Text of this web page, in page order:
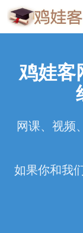
鸡娃客
网课、视频
如果你和我